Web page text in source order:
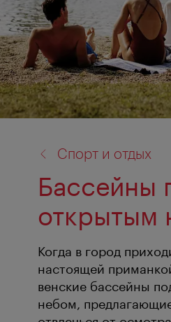
Спорт и отдых
Бассейны
открытым
Когда в город
настоящей
венские бассейны
небом,